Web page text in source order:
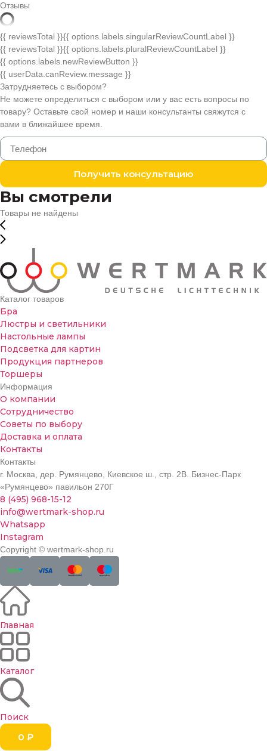
Отзывы
{{ reviewsTotal }}{{ options.labels.singularReviewCountLabel }}
{{ reviewsTotal }}{{ options.labels.pluralReviewCountLabel }}
{{ options.labels.newReviewButton }}
{{ userData.canReview.message }}
Затрудняетесь с выбором?
Не можете определиться с выбором или у вас есть вопросы по
товару? Оставьте свой номер и наши консультанты свяжутся с
вами в ближайшее время.
Получить консультацию
Вы смотрели
Товары не найдены
Каталог товаров
Бра
Люстры и светильники
Настольные лампы
Подсветка для картин
Продукция партнеров
Торшеры
Информация
О компании
Сотрудничество
Советы по выбору
Доставка и оплата
Контакты
Контакты
г. Москва, дер. Румянцево, Киевское ш., стр. 2В. Бизнес-Парк
«Румянцево» павильон 270Г
8 (495) 968-15-12
info@wertmark-shop.ru
Whatsapp
Instagram
Copyright © wertmark-shop.ru
Главная
Каталог
Поиск
0 ₽